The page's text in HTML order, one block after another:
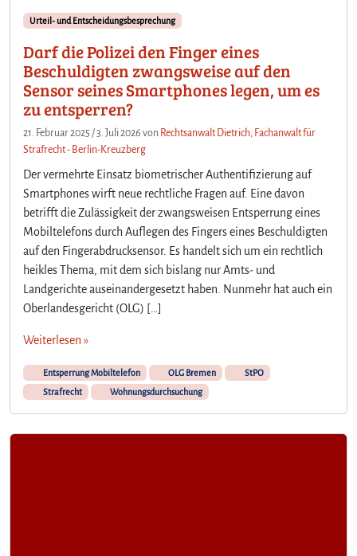
Urteil- und Entscheidungsbesprechung
Darf die Polizei den Finger eines
Beschuldigten zwangsweise auf den
Sensor seines Smartphones legen, um es
zu entsperren?
21. Februar 2025 /3. Juli 2026 von Rechtsanwalt Dietrich, Fachanwalt für
Strafrecht - Berlin-Kreuzberg
Der vermehrte Einsatz biometrischer Authentifizierung auf
Smartphones wirft neue rechtliche Fragen auf. Eine davon
betrifft die Zulässigkeit der zwangsweisen Entsperrung eines
Mobiltelefons durch Auflegen des Fingers eines Beschuldigten
auf den Fingerabdrucksensor. Es handelt sich um ein rechtlich
heikles Thema, mit dem sich bislang nur Amts- und
Landgerichte auseinandergesetzt haben. Nunmehr hat auch ein
Oberlandesgericht (OLG) […]
Weiterlesen »
Entsperrung Mobiltelefon OLG Bremen
StPO
Strafrecht
Wohnungsdurchsuchung